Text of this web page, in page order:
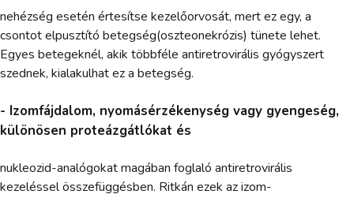
nehézség esetén értesítse kezelőorvosát, mert ez egy, a
csontot elpusztító betegség(oszteonekrózis) tünete lehet.
Egyes betegeknél, akik többféle antiretrovirális gyógyszert
szednek, kialakulhat ez a betegség.
- Izomfájdalom, nyomásérzékenység vagy gyengeség,
különösen proteázgátlókat és
nukleozid-analógokat magában foglaló antiretrovirális
kezeléssel összefüggésben. Ritkán ezek az izom-